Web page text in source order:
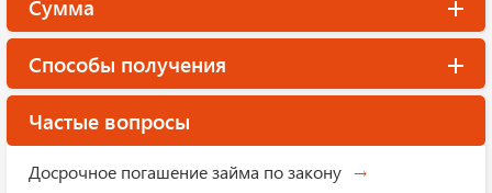
Сумма
Способы получения
Частые вопросы
Досрочное погашение займа по закону